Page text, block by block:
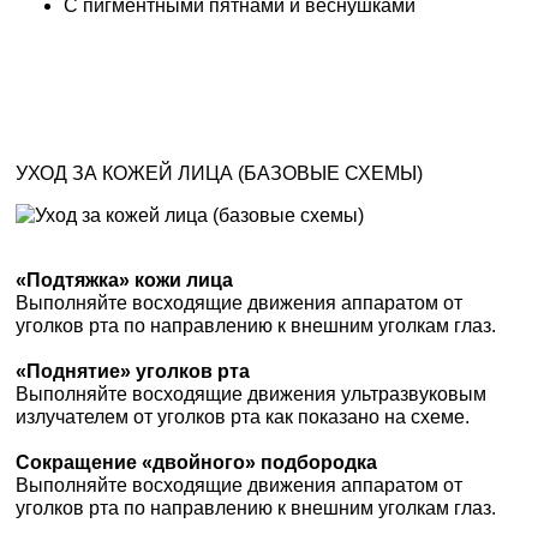
С пигментными пятнами и веснушками
УХОД ЗА КОЖЕЙ ЛИЦА (БАЗОВЫЕ СХЕМЫ)
«Подтяжка» кожи лица
Выполняйте восходящие движения аппаратом от
уголков рта по направлению к внешним уголкам глаз.
«Поднятие» уголков рта
Выполняйте восходящие движения ультразвуковым
излучателем от уголков рта как показано на схеме.
Сокращение «двойного» подбородка
Выполняйте восходящие движения аппаратом от
уголков рта по направлению к внешним уголкам глаз.